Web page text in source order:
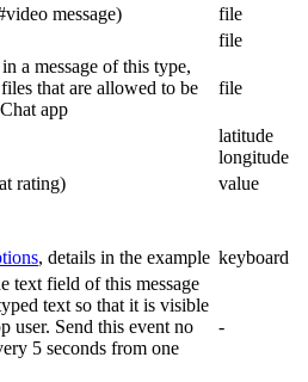
message)
file
file
in a message of this type,
that are allowed to be
app
file
latitude
longitude
rating)
value
, details in the example keyboard
text field of this message
text so that it is visible
user. Send this event no
5 seconds from one
-